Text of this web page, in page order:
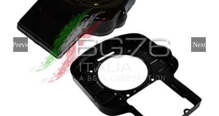
Previous Next